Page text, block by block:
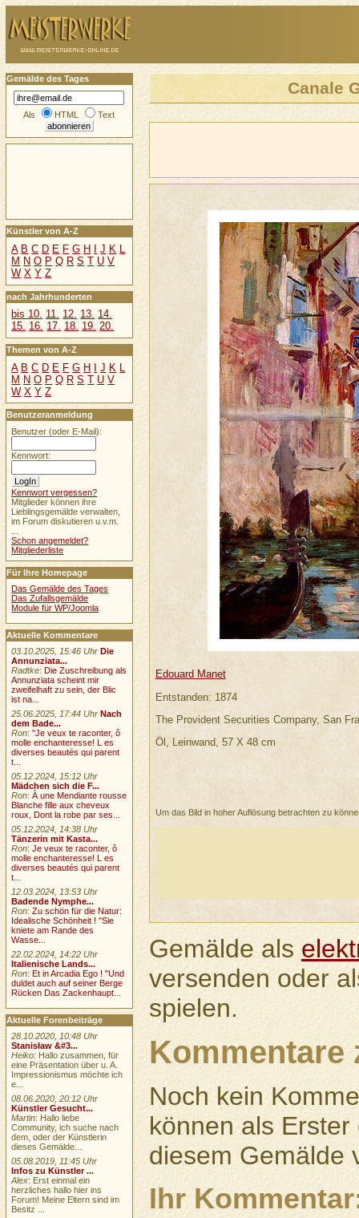
Canale
Edouard Manet
Entstanden: 1874
The Provident Securities Company, San
Öl, Leinwand, 57 X 48 cm
Um das Bild in hoher Auflösung betrachten zu
Gemälde als
versenden oder
spielen.
Kommentare
Noch kein
können als
diesem Gemälde
Ihr
Gemälde des Tages
Als HTML Text
Künstler von A-Z
A B C D E F G H J K L
M N O P Q R S T U V
W X Y Z
nach Jahrhunderten
bis 10. 11. 12. 13. 14.
15. 16. 17. 18. 19. 20.
Themen von A-Z
A B C D E F G H I J K L
M N O P Q R S T U V
W X Y Z
Benutzeranmeldung
Benutzer (oder E-Mail):
Kennwort:
Kennwort vergessen?
Mitglieder können ihre
Lieblingsgemälde verwalten,
im Forum diskutieren u.v.m.
Schon angemeldet?
Mitgliederliste
Für Ihre Homepage
Das Gemälde des Tages
Das Zufallsgemälde
Module für WP/Joomla
Aktuelle Kommentare
03.10.2025, 15:46 Uhr Die
Annunziata...
Radtke: Die Zuschreibung als
Annunziata scheint mir
zweifelhaft zu sein, der Blic
ist na...
25.06.2025, 17:44 Uhr Nach
dem Bade...
Ron:"Je veux te raconter, ô
molle enchanteresse! L es
diverses beautés qui parent
t...
05.12.2024, 15:12 Uhr
Mädchen sich die F...
Ron:À une Mendiante rousse
Blanche fille aux cheveux
roux, Dont la robe par ses...
05.12.2024, 14:38 Uhr
Tänzerin mit Kasta...
Ron:Je veux te raconter, ô
molle enchanteresse! L es
diverses beautés qui parent
t...
12.03.2024, 13:53 Uhr
Badende Nymphe...
Ron:Zu schön für die Natur:
Idealische Schönheit ! "Sie
kniete am Rande des
Wasse...
22.02.2024, 14:22 Uhr
Italienische Lands...
Ron:Et in Arcadia Ego ! "Und
duldet auch auf seiner Berge
Rücken Das Zackenhaupt...
Aktuelle Forenbeiträge
28.10.2020, 10:48 Uhr
Stanisław &#3...
Heiko: Hallo zusammen, für
eine Präsentation über u. A.
Impressionismus möchte ich
e...
08.06.2020, 20:12 Uhr
Künstler Gesucht...
Martin: Hallo liebe
Community, ich suche nach
dem, oder der Künstlerin
dieses Gemälde...
05.08.2019, 11:45 Uhr
Infos zu Künstler ...
Alex: Erst einmal ein
herzliches hallo hier ins
Forum! Meine Eltern sind im
Besitz ...